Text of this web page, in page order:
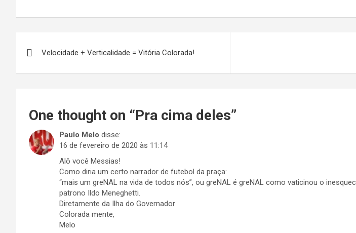
de
Velocidade + Verticalidade = Vitória Colorada!
One thought on “Pra cima deles”
Paulo Melo disse:
16 de fevereiro de 2020 às 11:14
Alô você Messias!
Como diria um certo narrador de futebol da praça:
“mais um greNAL na vida de todos nós”, ou greNAL é greNAL como vaticinou o
patrono Ildo Meneghetti.
Diretamente da Ilha do Governador
Colorada mente,
Melo